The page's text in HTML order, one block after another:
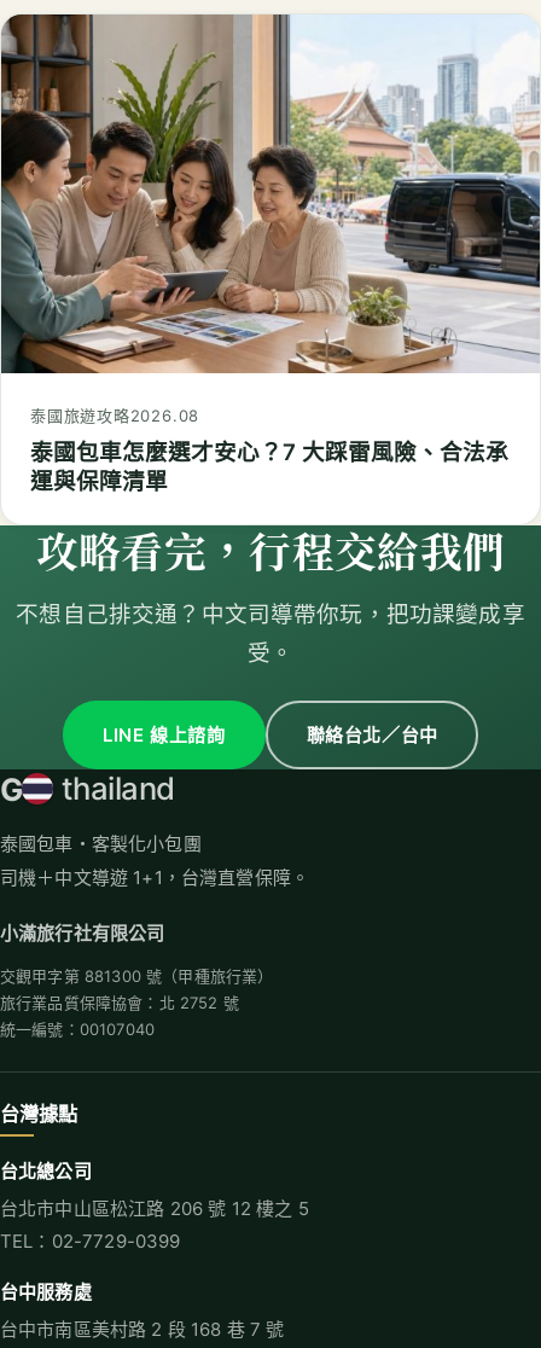
泰國旅遊攻略2026.08
泰國包車怎麼選才安心？7 大踩雷風險、合法承
運與保障清單
攻略看完，行程交給我們
不想自己排交通？中文司導帶你玩，把功課變成享
受。
LINE 線上諮詢 聯絡台北／台中
G thailand
泰國包車・客製化小包團
司機＋中文導遊 1+1，台灣直營保障。
小滿旅行社有限公司
交觀甲字第 881300 號（甲種旅行業）
旅行業品質保障協會：北 2752 號
統一編號：00107040
台灣據點
台北總公司
台北市中山區松江路 206 號 12 樓之 5
TEL：02-7729-0399
台中服務處
台中市南區美村路 2 段 168 巷 7 號